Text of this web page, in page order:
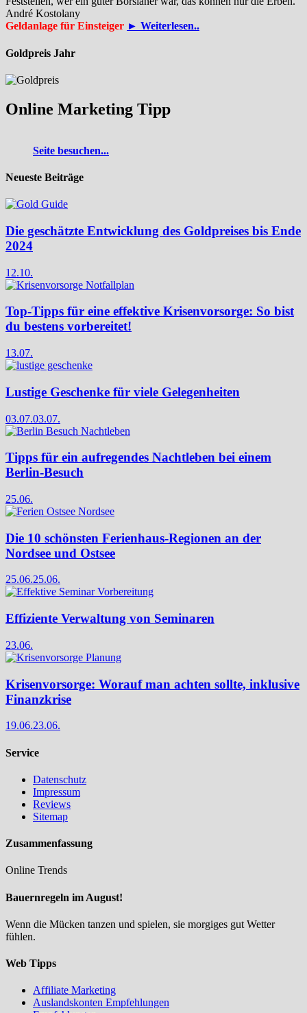
André Kostolany
Geldanlage für Einsteiger ► Weiterlesen..
Goldpreis Jahr
Online Marketing Tipp
Seite besuchen...
Neueste Beiträge
Die geschätzte Entwicklung des Goldpreises bis Ende
2024
12.10.
Top-Tipps für eine effektive Krisenvorsorge: So bist
du bestens vorbereitet!
13.07.
Lustige Geschenke für viele Gelegenheiten
03.07.03.07.
Tipps für ein aufregendes Nachtleben bei einem
Berlin-Besuch
25.06.
Die 10 schönsten Ferienhaus-Regionen an der
Nordsee und Ostsee
25.06.25.06.
Effiziente Verwaltung von Seminaren
23.06.
Krisenvorsorge: Worauf man achten sollte, inklusive
Finanzkrise
19.06.23.06.
Service
Datenschutz
Impressum
Reviews
Sitemap
Zusammenfassung
Online Trends
Bauernregeln im August!
Wenn die Mücken tanzen und spielen, sie morgiges gut Wetter
fühlen.
Web Tipps
Affiliate Marketing
Auslandskonten Empfehlungen